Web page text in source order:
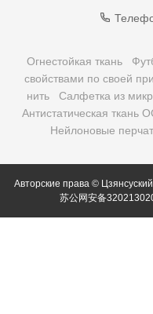
Огнестойкая ткань
свойствами по своей
нить
Салфетка из
Антистатическая ткань
Нейлоновые
Авторские права ©
苏公网安备